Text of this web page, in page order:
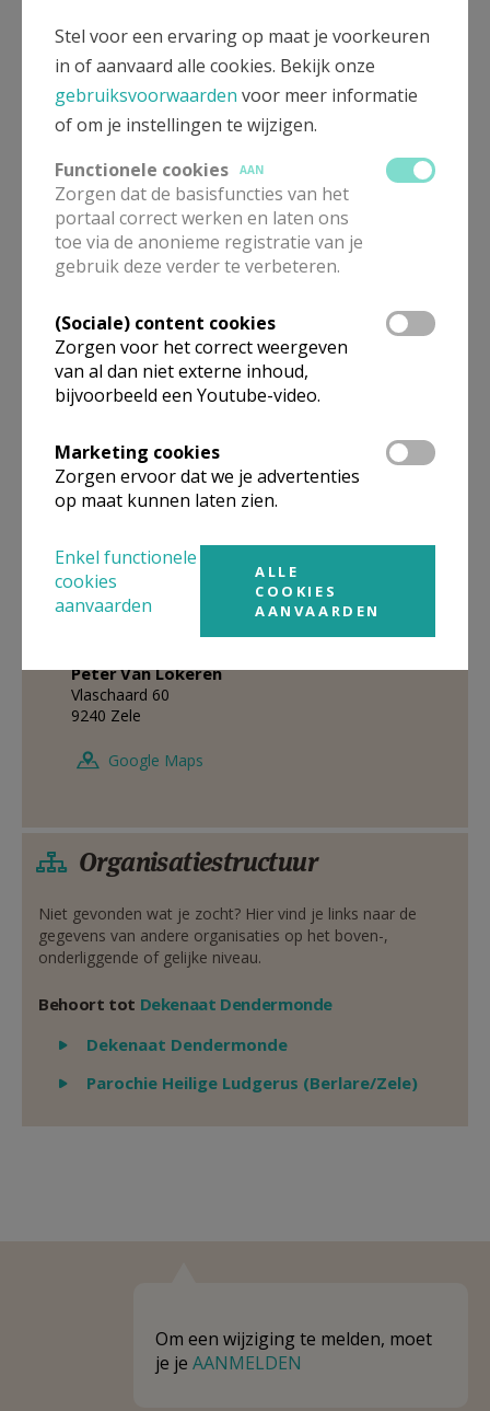
JanVan Raemdonck
9240 Zele
32 52 44 43 18
Google Maps
MaartenPijnacker
Baron Tibbautstraat 8
9290 Berlare
32 478 567 301
Stuur een mailtje
Permanent diaken
PeterVan Lokeren
Vlaschaard 60
9240 Zele
Google Maps
Organisatiestructuur
Niet gevonden wat je zocht? Hier vind je links naar de
gegevens van andere organisaties op het boven-,
onderliggende of gelijke niveau.
Behoort tot Dekenaat Dendermonde
Weergeven
Dekenaat Dendermonde
Weergeven
Parochie Heilige Ludgerus (Berlare/Zele)
Om een wijziging te melden, moet
je je AANMELDEN
Stel voor een ervaring op maat je voorkeuren
in of aanvaard alle cookies. Bekijk onze
gebruiksvoorwaarden voor meer informatie
of om je instellingen te wijzigen.
Functionele cookies
AAN
Zorgen dat de basisfuncties van het
portaal correct werken en laten ons
toe via de anonieme registratie van je
gebruik deze verder te verbeteren.
(Sociale) content cookies
Zorgen voor het correct weergeven
van al dan niet externe inhoud,
bijvoorbeeld een Youtube-video.
Marketing cookies
Zorgen ervoor dat we je advertenties
op maat kunnen laten zien.
Enkel functionele
cookies
aanvaarden
ALLE
COOKIES
AANVAARDEN